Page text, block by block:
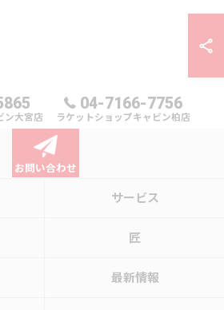
ン大宮店
04-7166-7756
ラケットショップキャビン柏店
お問い合わせ
サービス
匠
最新情報